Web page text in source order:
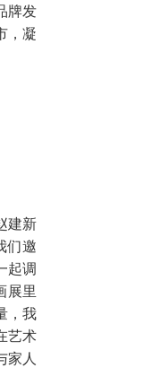
牌发
，凝
建新
们邀
起调
展里
，我
艺术
家人